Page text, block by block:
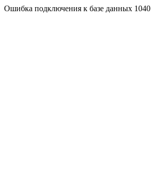
Ошибка подключения к базе данных 1040